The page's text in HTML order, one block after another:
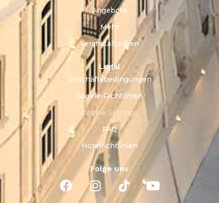
Angebote
Mehr
Veranstaltungen
Legal
Geschäftsbedingungen
Cookie-Richtlinien
Cookie Settings
FAQ
Hotelrichtlinien
Folge uns